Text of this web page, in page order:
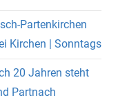
Partenkirchen
Kirchen | Sonntags
20 Jahren steht
Partnach